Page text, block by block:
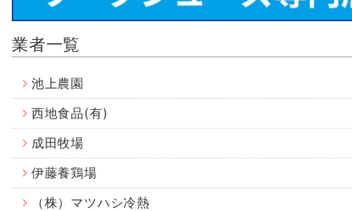
業者一覧
池上農園
西地食品(有)
成田牧場
伊藤養鶏場
（株）マツハシ冷熱